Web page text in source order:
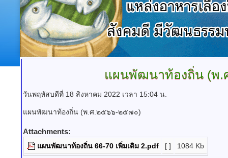
แผนพัฒนาท้องถิ่น (พ.
วันพฤหัสบดีที่ 18 สิงหาคม 2022 เวลา 15:04 น.
แผนพัฒนาท้องถิ่น (พ.ศ.๒๕๖๖-๒๕๗๐)
Attachments:
แผนพัฒนาท้องถิ่น 66-70 เพิ่มเติม 2.pdf [ ] 1084 Kb